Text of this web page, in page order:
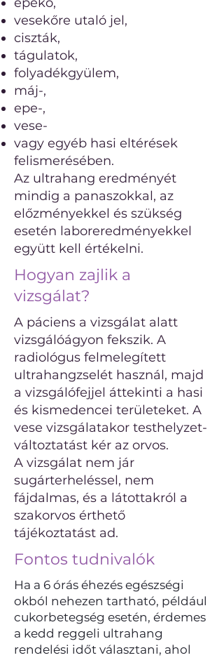
vesekőre utaló jel,
ciszták,
tágulatok,
folyadékgyülem,
máj-,
epe-,
vese-
vagy egyéb hasi eltérések
felismerésében.
Az ultrahang eredményét
mindig a panaszokkal, az
előzményekkel és szükség
esetén laboreredményekkel
együtt kell értékelni.
Hogyan zajlik a
vizsgálat?
A páciens a vizsgálat alatt
vizsgálóágyon fekszik. A
radiológus felmelegített
ultrahangzselét használ, majd
a vizsgálófejjel áttekinti a hasi
és kismedencei területeket. A
vese vizsgálatakor testhelyzet-
változtatást kér az orvos.
A vizsgálat nem jár
sugárterheléssel, nem
fájdalmas, és a látottakról a
szakorvos érthető
tájékoztatást ad.
Fontos tudnivalók
Ha a 6 órás éhezés egészségi
okból nehezen tartható, például
cukorbetegség esetén, érdemes
a kedd reggeli ultrahang
rendelési időt választani, ahol